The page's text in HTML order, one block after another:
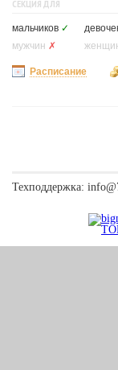
СЕКЦИЯ ДЛЯ
мальчиков ✓
мужчин ✗
Расписание
Техподдержка: